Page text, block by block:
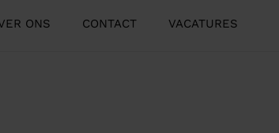
ONS CONTACT VACATURES